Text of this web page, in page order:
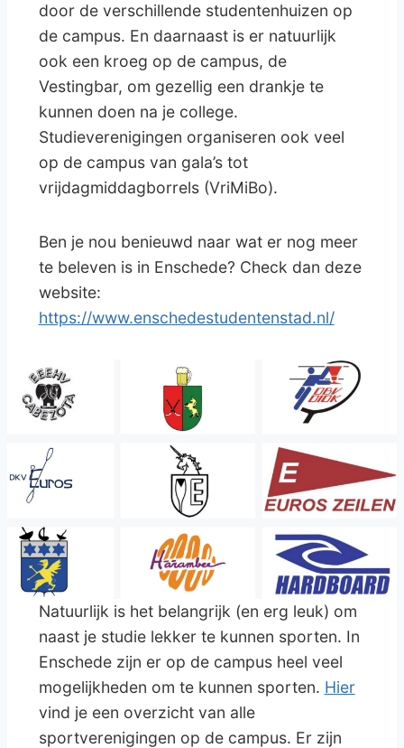
door de verschillende studentenhuizen op
de campus. En daarnaast is er natuurlijk
ook een kroeg op de campus, de
Vestingbar, om gezellig een drankje te
kunnen doen na je college.
Studieverenigingen organiseren ook veel
op de campus van gala’s tot
vrijdagmiddagborrels (VriMiBo).
Ben je nou benieuwd naar wat er nog meer
te beleven is in Enschede? Check dan deze
website:
https://www.enschedestudentenstad.nl/
Natuurlijk is het belangrijk (en erg leuk) om
naast je studie lekker te kunnen sporten. In
Enschede zijn er op de campus heel veel
mogelijkheden om te kunnen sporten. Hier
vind je een overzicht van alle
sportverenigingen op de campus. Er zijn